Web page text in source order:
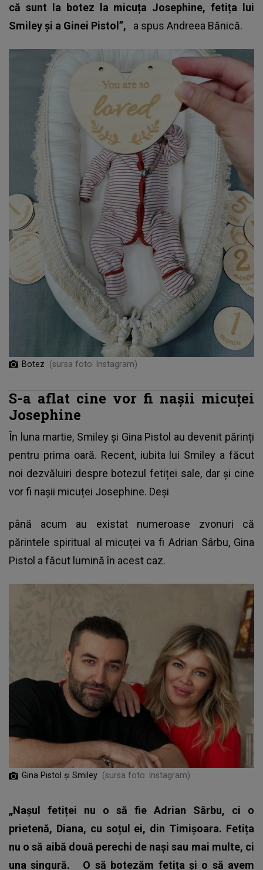
că sunt la botez la micuța Josephine, fetița lui
Smiley și a Ginei Pistol”,
a spus Andreea Bănică.
Botez (sursa foto: Instagram)
S-a aflat cine vor fi nașii micuței
Josephine
În luna martie, Smiley și Gina Pistol au devenit părinți
pentru prima oară. Recent, iubita lui Smiley a făcut
noi dezvăluiri despre botezul fetiței sale, dar și cine
vor fi nașii micuței Josephine. Deși
până acum au existat numeroase zvonuri că
părintele spiritual al micuței va fi Adrian Sârbu, Gina
Pistol a făcut lumină în acest caz.
Gina Pistol și Smiley (sursa foto: Instagram)
„Nașul fetiței nu o să fie Adrian Sârbu, ci o
prietenă, Diana, cu soțul ei, din Timișoara. Fetița
nu o să aibă două perechi de nași sau mai multe, ci
una singură. O să botezăm fetița și o să avem